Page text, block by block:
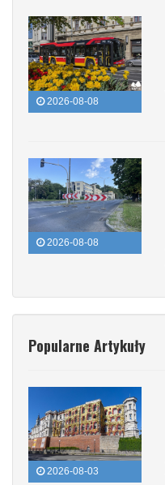
2026-08-08
2026-08-08
Popularne Artykuły
2026-08-03